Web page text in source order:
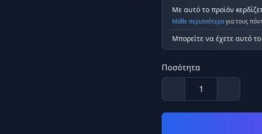
Με αυτό το προϊόν
Μάθε περισσότεραγια τους
Μπορείτε να έχετε αυτό
Ποσότητα